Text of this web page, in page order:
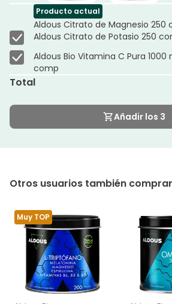
Producto actual
Aldous Citrato de Magnesio 250
Aldous Citrato de Potasio 250
Aldous Bio Vitamina C Pura 1000
comp
Total
Añadir los 3
Otros usuarios también
Muy TOP